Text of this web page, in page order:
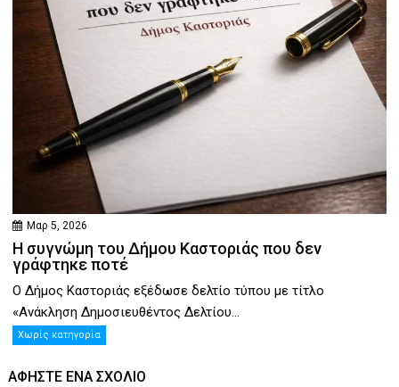
Μαρ 5, 2026
Η συγνώμη του Δήμου Καστοριάς που δεν
γράφτηκε ποτέ
Ο Δήμος Καστοριάς εξέδωσε δελτίο τύπου με τίτλο
«Ανάκληση Δημοσιευθέντος Δελτίου...
Χωρίς κατηγορία
ΑΦΉΣΤΕ ΕΝΑ ΣΧΌΛΙΟ